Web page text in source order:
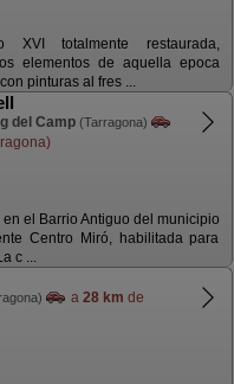
totalmente restaurada,
elementos de aquella epoca
pinturas al fres ...
del Camp (Tarragona)
el Barrio Antiguo del municipio
Centro Miró, habilitada para
c ...
a 28 km de